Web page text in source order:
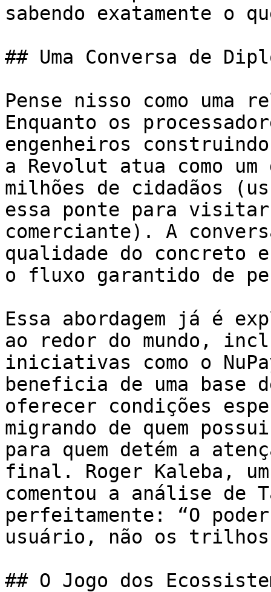
sabendo exatamente o
## Uma Conversa de
Pense nisso como uma
Enquanto os
engenheiros
a Revolut atua como
milhões de cidadãos
essa ponte para
comerciante). A
qualidade do concreto
o fluxo garantido de
Essa abordagem já é
ao redor do mundo,
iniciativas como o
beneficia de uma base
oferecer condições
migrando de quem
para quem detém a
final. Roger Kaleba,
comentou a análise de
perfeitamente: “O
usuário, não os
## O Jogo dos